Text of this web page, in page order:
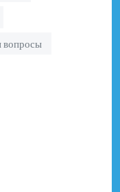
вопросы